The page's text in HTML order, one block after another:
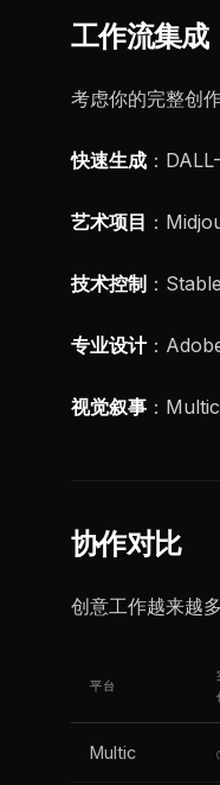
工作流集成
考虑你的完整创
快速生成 ：
艺术项目 ：
技术控制 ：
专业设计：
视觉叙事 ：
协作对比
创意工作越来越
平台
Multic